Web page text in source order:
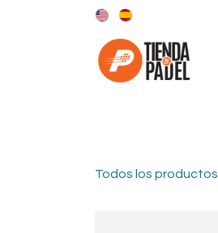
Todos los productos